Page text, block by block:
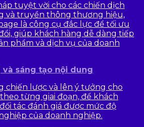
tuyệt vời cho các chiến dịch
và truyền thông thương hiệu,
là công cụ đắc lực để tối ưu
giúp khách hàng dễ dàng tiếp
phẩm và dịch vụ của doanh
và sáng tạo nội dung
chiến lược và lên ý tưởng cho
từng giai đoạn, để khách
tác đánh giá được mức độ
của doanh nghiệp.